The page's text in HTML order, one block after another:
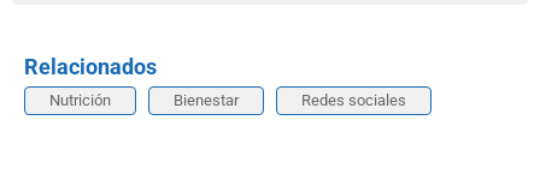
Relacionados
Nutrición Bienestar Redes sociales